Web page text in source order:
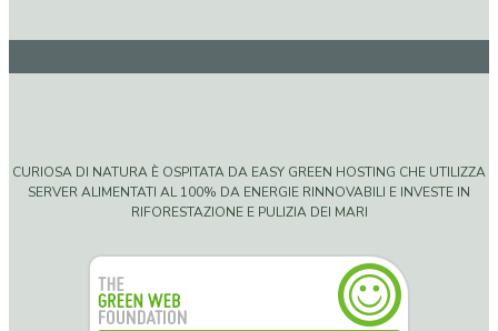
CURIOSA DI NATURA È OSPITATA DA EASY GREEN HOSTING CHE UTILIZZA
SERVER ALIMENTATI AL 100% DA ENERGIE RINNOVABILI E INVESTE IN
RIFORESTAZIONE E PULIZIA DEI MARI